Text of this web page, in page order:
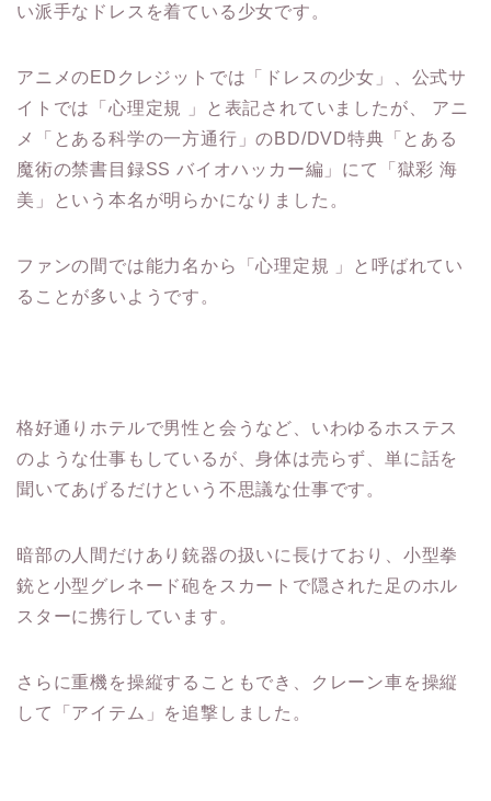
い派手なドレスを着ている少女です。
アニメのEDクレジットでは「ドレスの少女」、公式サ
イトでは「心理定規 」と表記されていましたが、 アニ
メ「とある科学の一方通行」のBD/DVD特典「とある
魔術の禁書目録SS バイオハッカー編」にて「獄彩 海
美」という本名が明らかになりました。
ファンの間では能力名から「心理定規 」と呼ばれてい
ることが多いようです。
格好通りホテルで男性と会うなど、いわゆるホステス
のような仕事もしているが、身体は売らず、単に話を
聞いてあげるだけという不思議な仕事です。
暗部の人間だけあり銃器の扱いに長けており、小型拳
銃と小型グレネード砲をスカートで隠された足のホル
スターに携行しています。
さらに重機を操縦することもでき、クレーン車を操縦
して「アイテム」を追撃しました。